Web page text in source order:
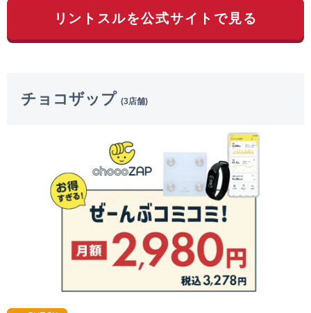
リントスルを公式サイトで見る
チョコザップ (3店舗)